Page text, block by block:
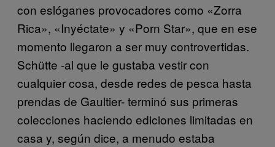
con eslóganes provocadores como «Zorra
Rica», «Inyéctate» y «Porn Star», que en ese
momento llegaron a ser muy controvertidas.
Schütte -al que le gustaba vestir con
cualquier cosa, desde redes de pesca hasta
prendas de Gaultier- terminó sus primeras
colecciones haciendo ediciones limitadas en
casa y, según dice, a menudo estaba